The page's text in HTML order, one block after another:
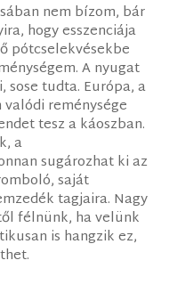
nem bízom, bár
hogy esszenciája
pótcselekvésekbe
A nyugat
sose tudta. Európa, a
reménysége
tesz a káoszban.
a
sugározhat ki az
saját
tagjaira. Nagy
félnünk, ha velünk
is hangzik ez,